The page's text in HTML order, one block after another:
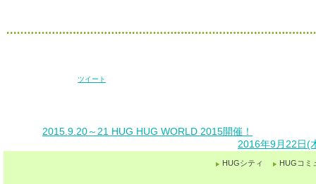
ツイート
2015.9.20～21 HUG HUG WORLD 2015開催！
2016年9月22日(
HUGシティ HUGコミ